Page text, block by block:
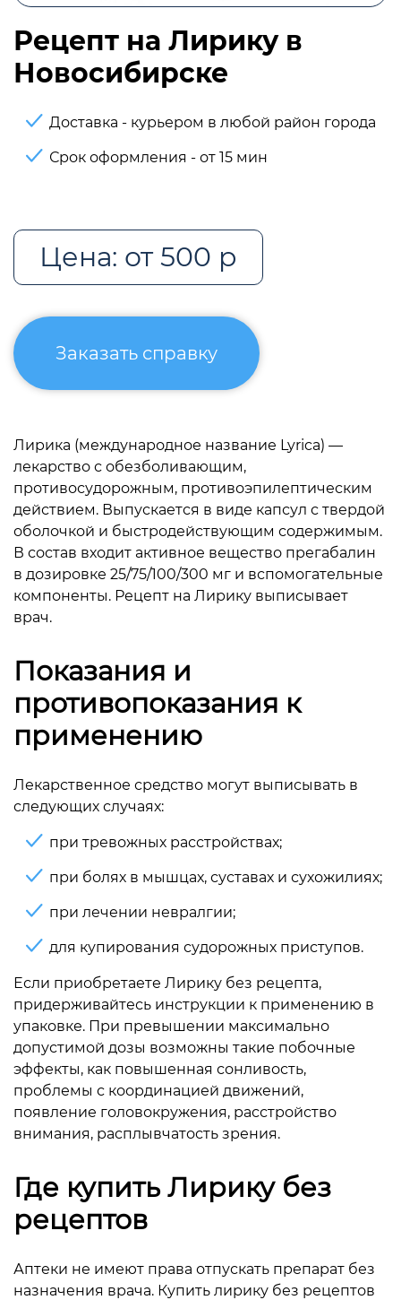
Рецепт на Лирику в
Новосибирске
Доставка - курьером в любой район города
Срок оформления - от 15 мин
Цена: от 500 р
Заказать справку
Лирика (международное название Lyrica) —
лекарство с обезболивающим,
противосудорожным, противоэпилептическим
действием. Выпускается в виде капсул с твердой
оболочкой и быстродействующим содержимым.
В состав входит активное вещество прегабалин
в дозировке 25/75/100/300 мг и вспомогательные
компоненты. Рецепт на Лирику выписывает
врач.
Показания и
противопоказания к
применению
Лекарственное средство могут выписывать в
следующих случаях:
при тревожных расстройствах;
при болях в мышцах, суставах и сухожилиях;
при лечении невралгии;
для купирования судорожных приступов.
Если приобретаете Лирику без рецепта,
придерживайтесь инструкции к применению в
упаковке. При превышении максимально
допустимой дозы возможны такие побочные
эффекты, как повышенная сонливость,
проблемы с координацией движений,
появление головокружения, расстройство
внимания, расплывчатость зрения.
Где купить Лирику без
рецептов
Аптеки не имеют права отпускать препарат без
назначения врача. Купить лирику без рецептов